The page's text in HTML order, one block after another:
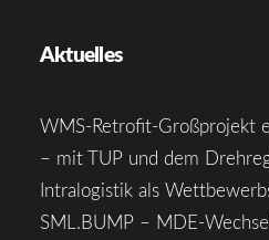
Aktuelles
WMS-Retrofit-Großprojekt
– mit TUP und dem
Intralogistik als
SML.BUMP – MDE-